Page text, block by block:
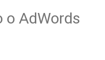
o AdWords